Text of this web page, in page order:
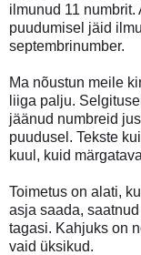
ilmunud 11
puudumisel jäid
septembrinumber.
Ma nõustun meile
liiga palju.
jäänud numbreid
puudusel. Tekste
kuul, kuid
Toimetus on alati,
asja saada,
tagasi. Kahjuks on
vaid üksikud.